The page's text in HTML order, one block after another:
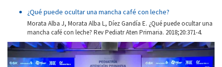
¿Qué puede ocultar una mancha café con leche?
Morata Alba J, Morata Alba L, Díez Gandía E. ¿Qué puede ocultar una
mancha café con leche? Rev Pediatr Aten Primaria. 2018;20:371-4.